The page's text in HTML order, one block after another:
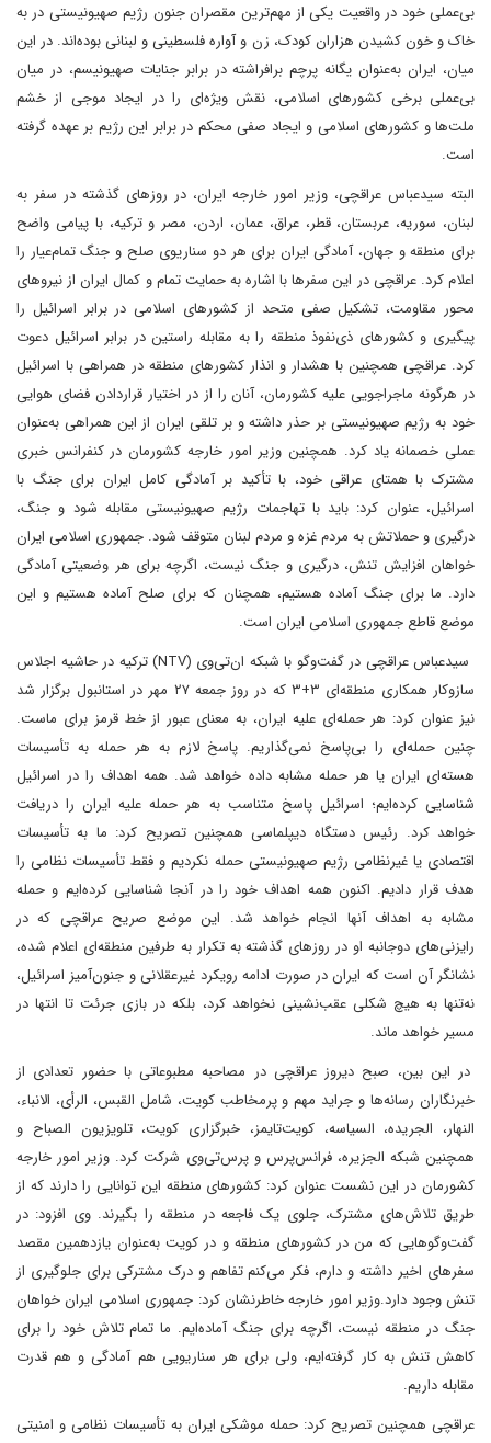
بی‌عملی خود در واقعیت یکی از مهم‌ترین مقصران جنون رژیم صهیونیستی در به
خاک و خون کشیدن هزاران کودک، زن و آواره فلسطینی و لبنانی بوده‌اند. در این
میان، ایران به‌عنوان یگانه پرچم برافراشته در برابر جنایات صهیونیسم، در میان
بی‌عملی برخی کشورهای اسلامی، نقش ویژه‌ای را در ایجاد موجی از خشم
ملت‌ها و کشورهای اسلامی و ایجاد صفی محکم در برابر این رژیم بر عهده گرفته
است.
البته سید‌عباس عراقچی، وزیر امور خارجه ایران، در روز‌های گذشته در سفر به
لبنان، سوریه، عربستان، قطر، عراق، عمان، اردن، مصر و ترکیه، با پیامی واضح
برای منطقه و جهان، آمادگی ایران برای هر دو سناریوی صلح و جنگ تمام‌عیار را
اعلام کرد. عراقچی در این سفرها با اشاره به حمایت تمام و کمال ایران از نیروهای
محور مقاومت، تشکیل صفی متحد از کشورهای اسلامی در برابر اسرائیل را
پیگیری و کشورهای ذی‌نفوذ منطقه را به مقابله راستین در برابر اسرائیل دعوت
کرد. عراقچی همچنین با هشدار و انذار کشورهای منطقه در همراهی با اسرائیل
در هرگونه ماجراجویی‌ علیه کشورمان، آنان را از در اختیار قرار‌دادن فضای هوایی
خود به رژیم صهیونیستی بر حذر داشته و بر تلقی ایران از این همراهی به‌عنوان
عملی خصمانه یاد کرد. همچنین وزیر امور خارجه کشورمان در کنفرانس خبری
مشترک با همتای عراقی خود، با تأکید بر آمادگی کامل ایران برای جنگ با
اسرائیل، عنوان کرد: باید با تهاجمات رژیم صهیونیستی مقابله شود و‌ جنگ،
درگیری و حملاتش به مردم غزه و مردم لبنان متوقف شود. جمهوری اسلامی ایران
خواهان افزایش تنش، درگیری و جنگ نیست، اگرچه برای هر وضعیتی آمادگی
دارد. ما برای جنگ آماده هستیم، همچنان که برای صلح‌ آماده هستیم و این
موضع قاطع جمهوری اسلامی ایران است.
سید‌عباس عراقچی ‌در گفت‌وگو با شبکه ان‌تی‌وی (NTV) ترکیه‌ در حاشیه اجلاس
سازوکار همکاری منطقه‌ای ۳+۳ که در روز جمعه ۲۷ مهر در استانبول برگزار شد
نیز عنوان کرد: هر حمله‌ای علیه ایران، به معنای عبور از خط‌ قرمز برای ماست.
چنین حمله‌ای را بی‌پاسخ نمی‌گذاریم. پاسخ لازم به هر حمله به تأسیسات
هسته‌ای ایران یا هر حمله مشابه داده خواهد شد. همه اهداف را در اسرائیل
شناسایی کرده‌ایم؛ اسرائیل پاسخ متناسب به هر حمله علیه ایران را دریافت
خواهد کرد. رئیس دستگاه دیپلماسی همچنین تصریح کرد: ما به تأسیسات
اقتصادی یا غیرنظامی رژیم صهیونیستی حمله نکردیم و فقط تأسیسات نظامی را
هدف قرار دادیم. اکنون همه اهداف خود را در آنجا شناسایی کرده‌ایم و حمله
مشابه به اهداف آنها انجام خواهد شد. این موضع صریح عراقچی که در
رایزنی‌های دوجانبه او در روزهای گذشته به تکرار به طرفین منطقه‌ای اعلام شده‌،
نشانگر آن است که ایران در صورت ادامه رویکرد غیرعقلانی و جنون‌آمیز اسرائیل،
نه‌تنها به هیچ شکلی عقب‌نشینی نخواهد کرد، بلکه در بازی جرئت تا انتها در
مسیر خواهد ماند.
در این بین، صبح دیروز‌ عراقچی در مصاحبه مطبوعاتی با حضور تعدادی از
خبرنگاران رسانه‌ها و جراید مهم و پرمخاطب کویت، شامل القبس، الرأی، الانباء،
النهار، الجریده، السیاسه، کویت‌تایمز، خبرگزاری کویت، تلویزیون الصباح و
همچنین شبکه الجزیره، فرانس‌پرس و پرس‌تی‌وی شرکت کرد. وزیر امور خارجه
کشورمان در این نشست عنوان کرد: کشورهای منطقه این توانایی را دارند که از
طریق تلاش‌های مشترک، جلوی یک فاجعه در منطقه را بگیرند. وی افزود: در
گفت‌وگوهایی که من در کشورهای منطقه و در کویت به‌عنوان یازدهمین مقصد
سفرهای اخیر داشته و دارم، فکر می‌کنم تفاهم و درک مشترکی برای جلوگیری از
تنش وجود دارد.وزیر امور خارجه خاطرنشان کرد: جمهوری اسلامی ایران خواهان
جنگ در منطقه نیست، اگرچه برای جنگ آماده‌ایم. ما تمام تلاش خود را برای
کاهش تنش‌ به کار گرفته‌ایم، ولی برای هر سناریویی هم آمادگی و هم قدرت
مقابله داریم.
عراقچی همچنین تصریح کرد: حمله موشکی ایران به تأسیسات نظامی و امنیتی